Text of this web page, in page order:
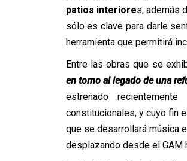
patios interiores, además
sólo es clave para darle
herramienta que permitirá
Entre las obras que se
en torno al legado de una
estrenado
constitucionales, y cuyo fin
que se desarrollará música
desplazando desde el GAM